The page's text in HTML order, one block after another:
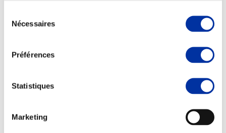
Nécessaires
Préférences
Statistiques
Marketing